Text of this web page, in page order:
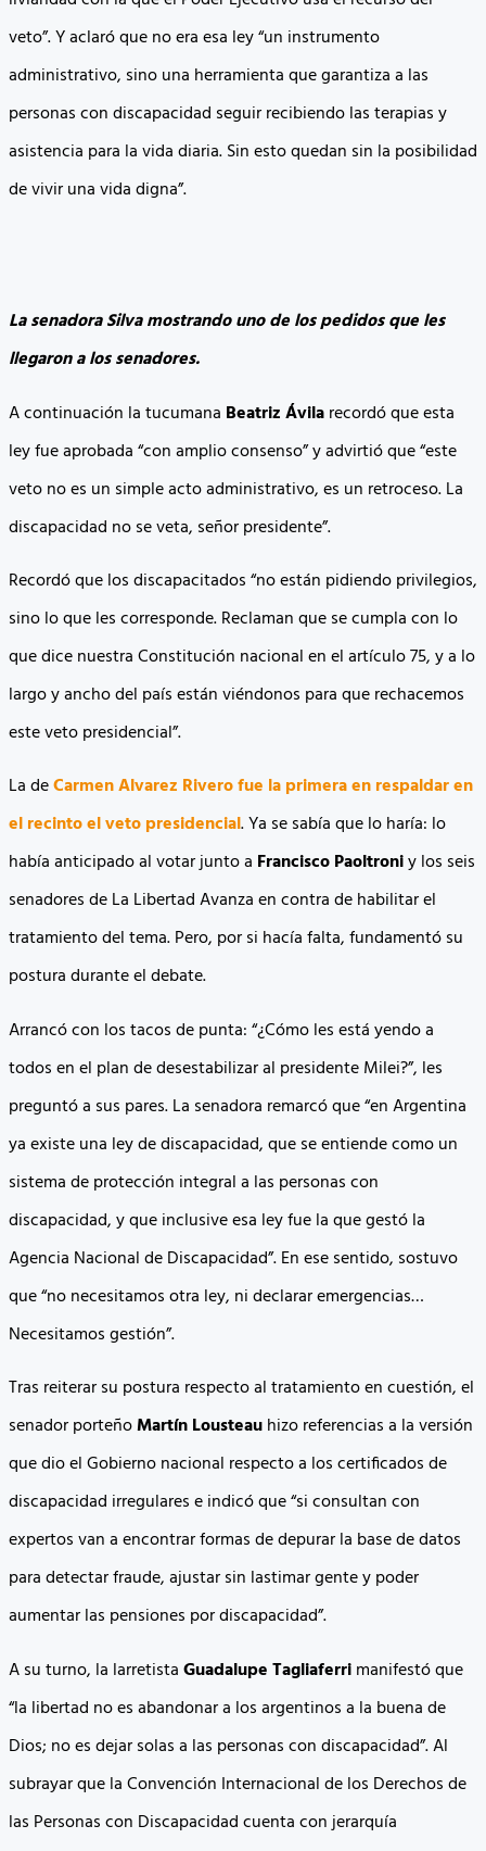
veto”. Y aclaró que no era esa ley “un instrumento
administrativo, sino una herramienta que garantiza a las
personas con discapacidad seguir recibiendo las terapias y
asistencia para la vida diaria. Sin esto quedan sin la posibilidad
de vivir una vida digna”.
La senadora Silva mostrando uno de los pedidos que les
llegaron a los senadores.
A continuación la tucumana Beatriz Ávilarecordó que esta
ley fue aprobada “con amplio consenso” y advirtió que “este
veto no es un simple acto administrativo, es un retroceso. La
discapacidad no se veta, señor presidente”.
Recordó que los discapacitados “no están pidiendo privilegios,
sino lo que les corresponde. Reclaman que se cumpla con lo
que dice nuestra Constitución nacional en el artículo 75, y a lo
largo y ancho del país están viéndonos para que rechacemos
este veto presidencial”.
La deCarmen Alvarez Riverofue la primera en respaldar en
el recinto el veto presidencial. Ya se sabía que lo haría: lo
había anticipado al votar junto a Francisco Paoltroniy los seis
senadores de La Libertad Avanza en contra de habilitar el
tratamiento del tema. Pero, por si hacía falta, fundamentó su
postura durante el debate.
Arrancó con los tacos de punta: “¿Cómo les está yendo a
todos en el plan de desestabilizar al presidente Milei?”, les
preguntó a sus pares. La senadora remarcó que “en Argentina
ya existe una ley de discapacidad, que se entiende como un
sistema de protección integral a las personas con
discapacidad, y que inclusive esa ley fue la que gestó la
Agencia Nacional de Discapacidad”. En ese sentido, sostuvo
que “no necesitamos otra ley, ni declarar emergencias…
Necesitamos gestión”.
Tras reiterar su postura respecto al tratamiento en cuestión, el
senador porteñoMartín Lousteauhizo referencias a la versión
que dio el Gobierno nacional respecto a los certificados de
discapacidad irregulares e indicó que “si consultan con
expertos van a encontrar formas de depurar la base de datos
para detectar fraude, ajustar sin lastimar gente y poder
aumentar las pensiones por discapacidad”.
A su turno, la larretistaGuadalupe Tagliaferrimanifestó que
“la libertad no es abandonar a los argentinos a la buena de
Dios; no es dejar solas a las personas con discapacidad”. Al
subrayar que la Convención Internacional de los Derechos de
las Personas con Discapacidad cuenta con jerarquía